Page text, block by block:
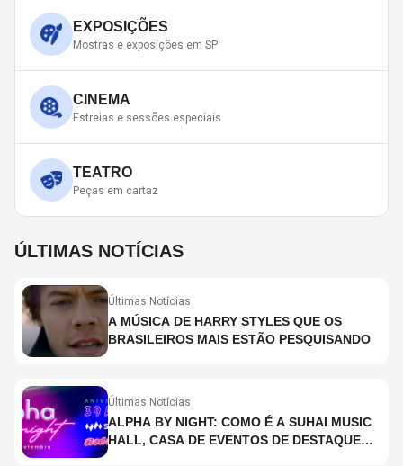
EXPOSIÇÕES
Mostras e exposições em SP
CINEMA
Estreias e sessões especiais
TEATRO
Peças em cartaz
ÚLTIMAS NOTÍCIAS
Últimas Notícias
A MÚSICA DE HARRY STYLES QUE OS
BRASILEIROS MAIS ESTÃO PESQUISANDO
Últimas Notícias
ALPHA BY NIGHT: COMO É A SUHAI MUSIC
HALL, CASA DE EVENTOS DE DESTAQUE